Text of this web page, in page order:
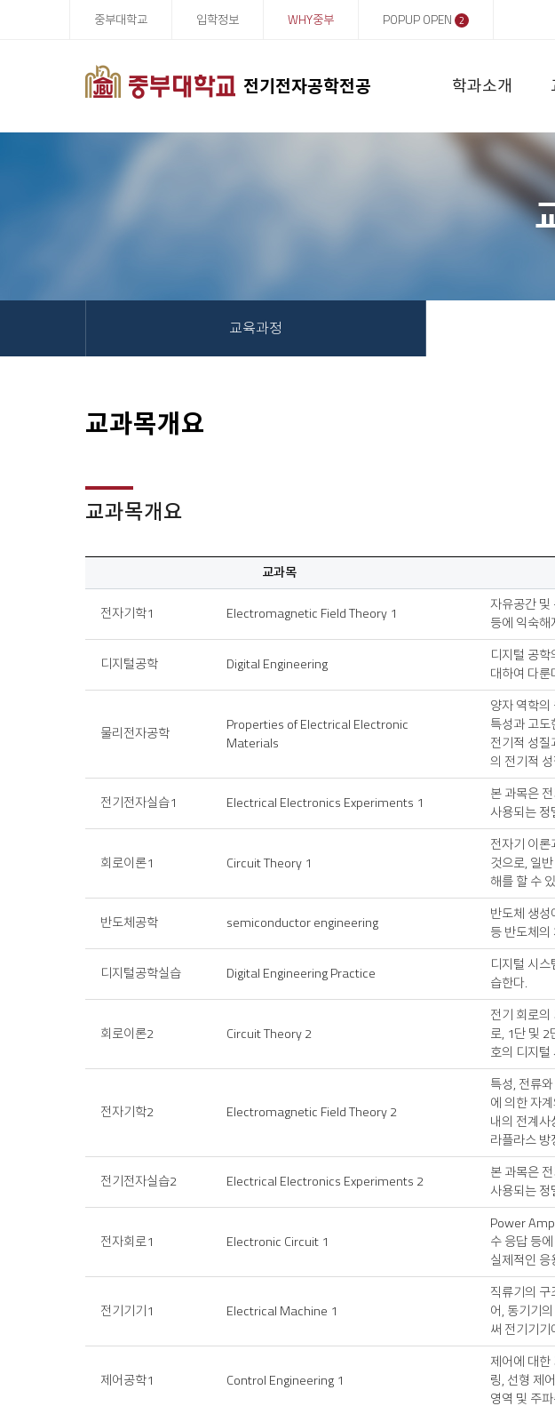
전기전자공학전공
중부대학교 입학정보 WHY중부 POPUP OPEN 2
학과소개
교육과정
교과목개요
교과목개요
목
교과목
전자기학1 Electromagnetic Field Theory 1
자유공간 및
등에 익숙해
디지털공학 Digital Engineering
디지털 공
대하여 다
물리전자공학
Properties of Electrical Electronic
Materials
양자 역학
특성과 고
전기적 성
의 전기적
전기전자실습1 Electrical Electronics Experiments 1
본 과목은
사용되는 정
회로이론1 Circuit Theory 1
전자기 이
것으로, 일
해를 할 수
반도체공학 semiconductor engineering
반도체 생
등 반도체
디지털공학실습 Digital Engineering Practice
디지털 시
습한다.
회로이론2 Circuit Theory 2
전기 회로의
로, 1단 및 2
호의 디지
전자기학2 Electromagnetic Field Theory 2
특성, 전류
에 의한 자
내의 전계
라플라스
전기전자실습2 Electrical Electronics Experiments 2
본 과목은
사용되는 정
전자회로1 Electronic Circuit 1
Power
수 응답 등
실제적인
전기기기1 Electrical Machine 1
직류기의
어, 동기기
써 전기기
제어공학1 Control Engineering 1
제어에 대
링, 선형 제
영역 및 주